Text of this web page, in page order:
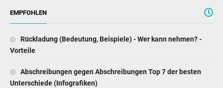
EMPFOHLEN
Rückladung (Bedeutung, Beispiele) - Wer kann nehmen? -
Vorteile
Abschreibungen gegen Abschreibungen Top 7 der besten
Unterschiede (Infografiken)